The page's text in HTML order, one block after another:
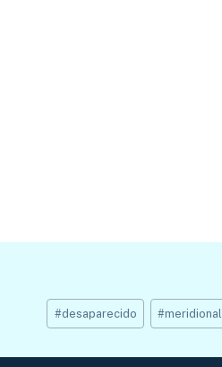
Etiquetas
de
#desaparecido #meridional